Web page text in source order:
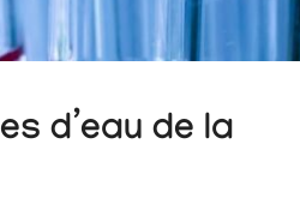
d’eau de la